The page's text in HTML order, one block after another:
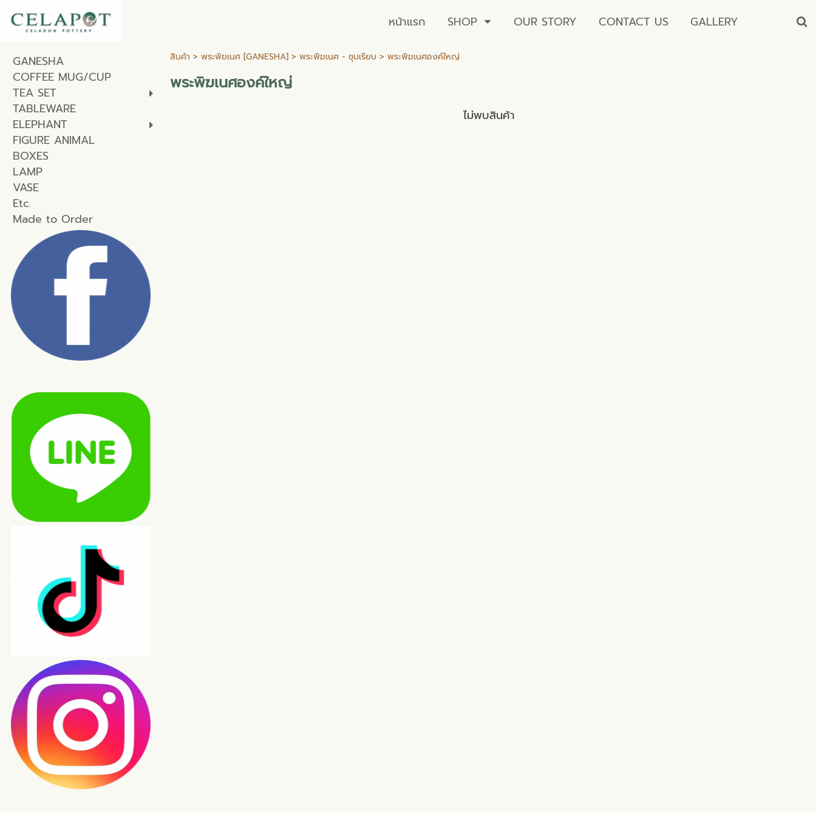
หน้าแรก SHOP OUR STORY CONTACT US GALLERY
GANESHA
COFFEE MUG/CUP
TEA SET
TABLEWARE
ELEPHANT
FIGURE ANIMAL
BOXES
LAMP
VASE
Etc.
Made to Order
สินค้า > พระพิฆเนศ [GANESHA]> พระพิฆเนศ - ชุบเรียบ > พระพิฆเนศองค์ใหญ่
พระพิฆเนศองค์ใหญ่
ไม่พบสินค้า